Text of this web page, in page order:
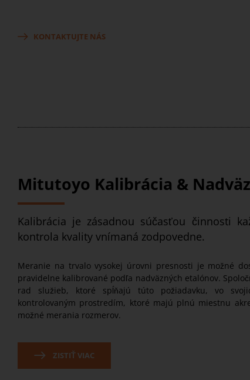
KONTAKTUJTE NÁS
Mitutoyo Kalibrácia &
Kalibrácia je zásadnou súčasťou činnosti
kontrola kvality vnímaná zodpovedne.
Meranie na trvalo vysokej úrovni presnosti je možné
pravidelne kalibrované podľa nadväzných etalónov.
rad služieb, ktoré spĺňajú túto požiadavku, vo
kontrolovaným prostredím, ktoré majú plnú miestnu
možné merania rozmerov.
ZISTIŤ VIAC